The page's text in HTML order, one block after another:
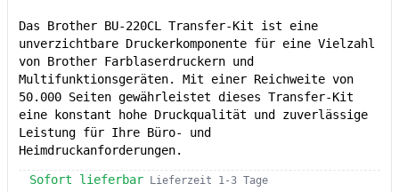
Das Brother BU-220CL Transfer-Kit ist eine
unverzichtbare Druckerkomponente für eine Vielzahl
von Brother Farblaserdruckern und
Multifunktionsgeräten. Mit einer Reichweite von
50.000 Seiten gewährleistet dieses Transfer-Kit
eine konstant hohe Druckqualität und zuverlässige
Leistung für Ihre Büro- und
Heimdruckanforderungen.
Sofort lieferbar Lieferzeit 1-3 Tage